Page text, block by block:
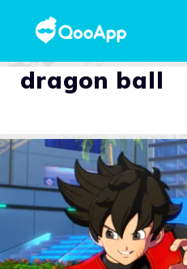
dragon ball